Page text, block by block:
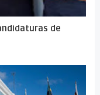
de